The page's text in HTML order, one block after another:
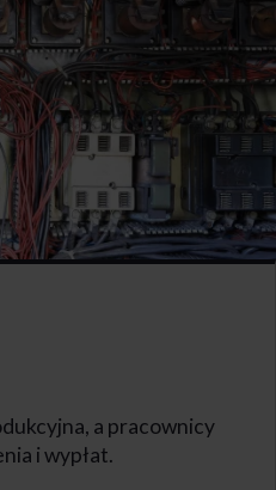
a pracownicy
i wypłat.